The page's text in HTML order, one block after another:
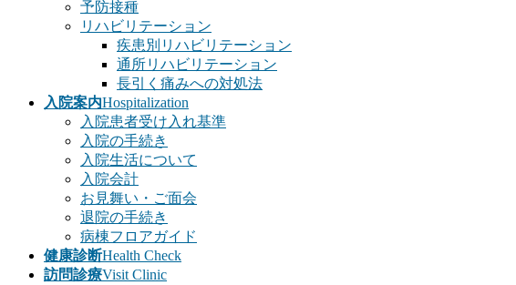
予防接種
リハビリテーション
疾患別リハビリテーション
通所リハビリテーション
長引く痛みへの対処法
入院案内Hospitalization
入院患者受け入れ基準
入院の手続き
入院生活について
入院会計
お見舞い・ご面会
退院の手続き
病棟フロアガイド
健康診断Health Check
訪問診療Visit Clinic